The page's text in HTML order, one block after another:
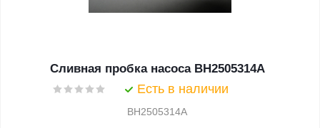
Сливная пробка насоса BH2505314A
Есть в наличии
BH2505314A